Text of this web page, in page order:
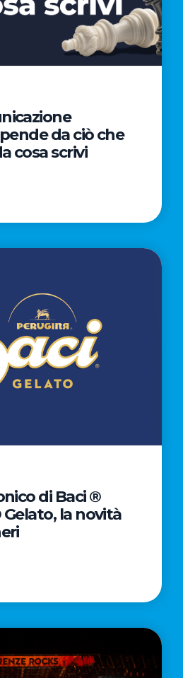
AL
CINEMA
NELLA
CAMPAGNA
REGISTA
PREMIO
OSCAR®
da ciò che
cosa scrivi
di Baci ®
Gelato, la novità